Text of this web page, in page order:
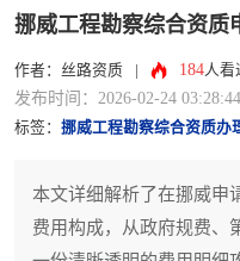
挪威工程勘察综合资质
作者：丝路资质 184人看
发布时间：2026-02-24 03:28:44
标签： 挪威工程勘察综合资质办
本文详细解析了在挪威申
费用构成，从政府规费、